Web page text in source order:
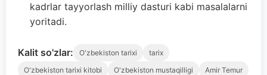
kadrlar tayyorlash milliy dasturi kabi masalalarni
yoritadi.
Kalit so'zlar: O'zbekiston tarixi
tarix
O'zbekiston tarixi kitobi
O'zbekiston mustaqilligi
Amir Temur